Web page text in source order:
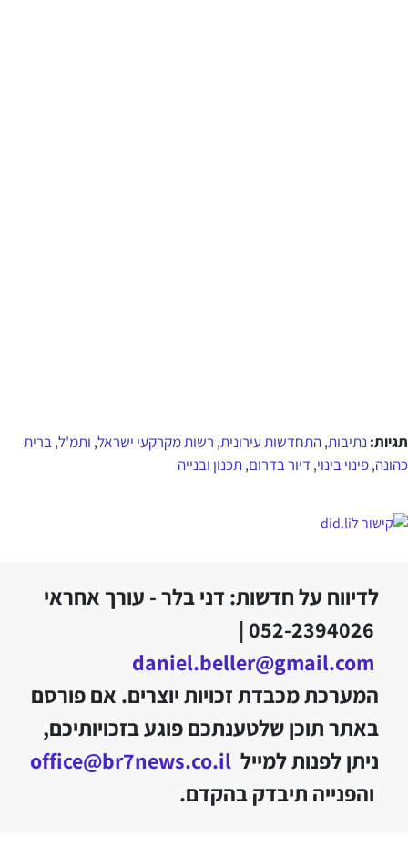
תגיות: נתיבות,התחדשות עירונית, רשות מקרקעי ישראל, ותמ'ל,ברית
כהונה,פינוי בינוי, דיור בדרום,תכנון ובנייה
לדיווח על חדשות: דני בלר - עורך אחראי
052-2394026 |
daniel.beller@gmail.com
המערכת מכבדת זכויות יוצרים. אם פורסם
באתר תוכן שלטענתכם פוגע בזכויותיכם,
ניתן לפנות למייל office@br7news.co.il
והפנייה תיבדק בהקדם.